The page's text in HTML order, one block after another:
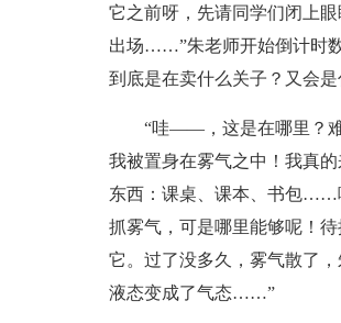
它之前呀，先请同学们闭上
出场……”朱老师开始倒计时
到底是在卖什么关子？又会
“哇——，这是在哪里？难
我被置身在雾气之中！我真
东西：课桌、课本、书包……
抓雾气，可是哪里能够呢！
它。过了没多久，雾气散了
液态变成了气态……”